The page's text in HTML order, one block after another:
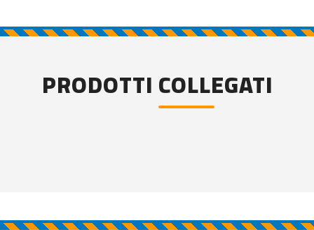
PRODOTTI COLLEGATI